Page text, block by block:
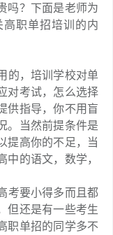
吗？下面是老师为
高职单招培训的内
，培训学校对单
对考试，怎么选择
供指导，你不用盲
。当然前提条件是
提高你的不足，当
中的语文，数学，
要小得多而且都
但还是有一些考生
职单招的同学多不